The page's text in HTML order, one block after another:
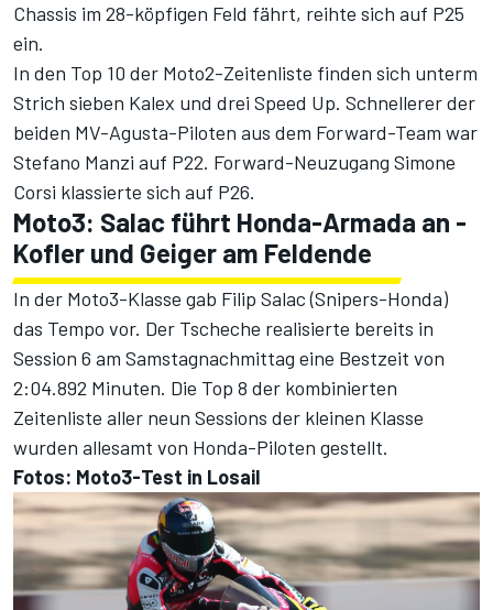
Chassis im 28-köpfigen Feld fährt, reihte sich auf P25
ein.
In den Top 10 der Moto2-Zeitenliste finden sich unterm
Strich sieben Kalex und drei Speed Up. Schnellerer der
beiden MV-Agusta-Piloten aus dem Forward-Team war
Stefano Manzi auf P22. Forward-Neuzugang Simone
Corsi klassierte sich auf P26.
Moto3: Salac führt Honda-Armada an -
Kofler und Geiger am Feldende
In der Moto3-Klasse gab Filip Salac (Snipers-Honda)
das Tempo vor. Der Tscheche realisierte bereits in
Session 6 am Samstagnachmittag eine Bestzeit von
2:04.892 Minuten. Die Top 8 der kombinierten
Zeitenliste aller neun Sessions der kleinen Klasse
wurden allesamt von Honda-Piloten gestellt.
Fotos: Moto3-Test in Losail